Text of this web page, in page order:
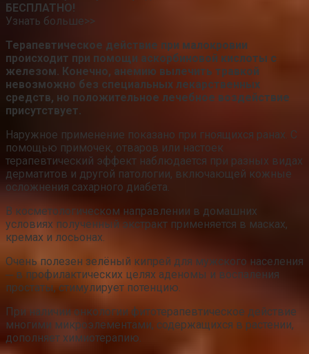
БЕСПЛАТНО!
Узнать больше>>
Терапевтическое действие при малокровии
происходит при помощи аскорбиновой кислоты с
железом. Конечно, анемию вылечить травкой
невозможно без специальных лекарственных
средств, но положительное лечебное воздействие
присутствует.
Наружное применение показано при гноящихся ранах. С
помощью примочек, отваров или настоек
терапевтический эффект наблюдается при разных видах
дерматитов и другой патологии, включающей кожные
осложнения сахарного диабета.
В косметологическом направлении в домашних
условиях полученный экстракт применяется в масках,
кремах и лосьонах.
Очень полезен зелёный кипрей для мужского населения
─ в профилактических целях аденомы и воспаления
простаты, стимулирует потенцию.
При наличии онкологии фитотерапевтическое действие
многими микроэлементами, содержащихся в растении,
дополняет химиотерапию.